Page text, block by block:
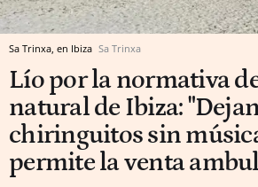
Sa Trinxa, en Ibiza Sa Trinxa
Lío por la normativa
natural de Ibiza:
chiringuitos sin
permite la venta